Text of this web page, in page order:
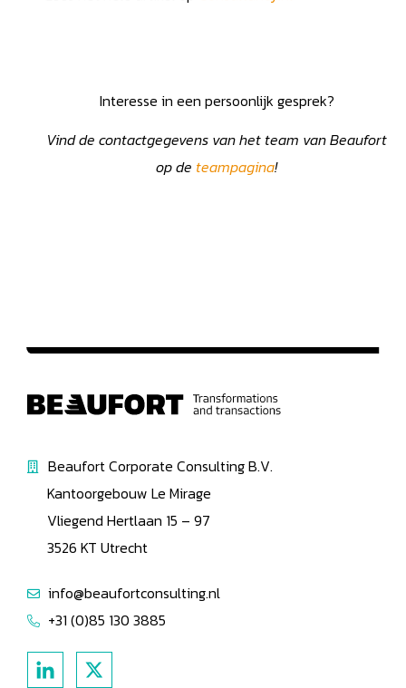
Interesse in een persoonlijk gesprek?
Vind de contactgegevens van het team van Beaufort
op de teampagina!
Beaufort Corporate Consulting B.V.
Kantoorgebouw Le Mirage
Vliegend Hertlaan 15 – 97
3526 KT Utrecht
info@beaufortconsulting.nl
+31 (0)85 130 3885